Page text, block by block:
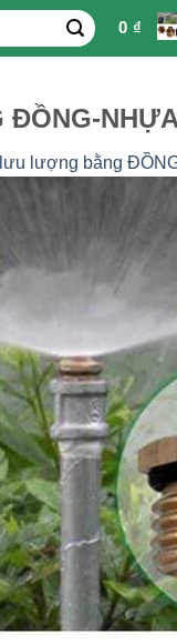
0 ₫
ĐỒNG-
lượng bằng